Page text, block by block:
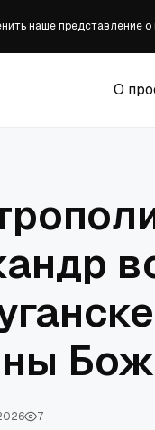
наше представление о
Белорусская железная
О
7